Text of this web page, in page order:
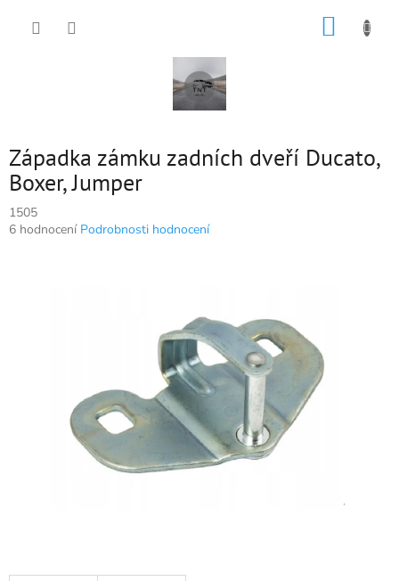
Západka zámku zadních dveří Ducato,
Boxer, Jumper
1505
Průměrné
6 hodnocení Podrobnosti hodnocení